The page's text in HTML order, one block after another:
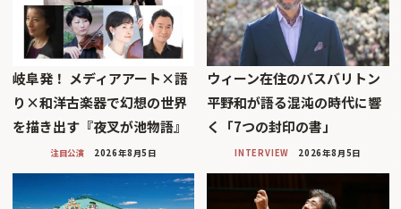
岐阜発！ メディアアート×語
り×和洋古楽器で幻想の世界
を描き出す『夜叉が池物語』
注目公演 2026年8月5日
ウィーン在住のバスバリトン
平野和が語る混沌の時代に響
く「7つの封印の書」
INTERVIEW 2026年8月5日